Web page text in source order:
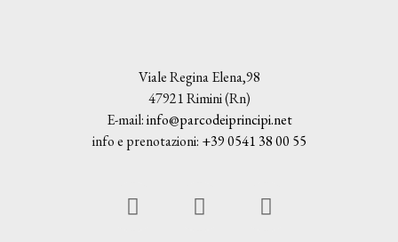
Viale Regina Elena,98
47921 Rimini (Rn)
E-mail:info@parcodeiprincipi.net
info e prenotazioni: +39 0541 38 00 55